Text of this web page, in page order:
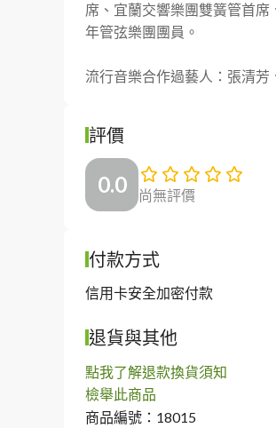
席、宜蘭交響樂團雙簧管首
年管弦樂團團員。
流行音樂合作過藝人：張清
評價
0.0 尚無評價
付款方式
信用卡安全加密付款
退貨與其他
點我了解退款換貨須知
檢舉此商品
商品編號：18015